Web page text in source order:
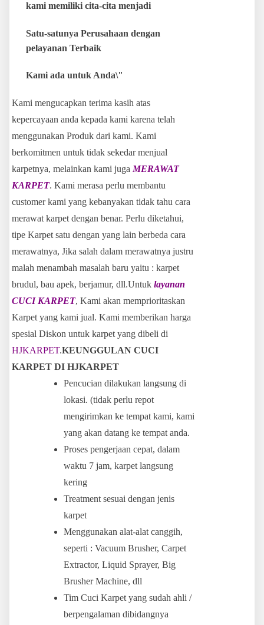
kami memiliki cita-cita menjadi
Satu-satunya Perusahaan dengan
pelayanan Terbaik
Kami ada untuk Anda\"
Kami mengucapkan terima kasih atas
kepercayaan anda kepada kami karena telah
menggunakan Produk dari kami. Kami
berkomitmen untuk tidak sekedar menjual
karpetnya, melainkan kami juga MERAWAT
KARPET. Kami merasa perlu membantu
customer kami yang kebanyakan tidak tahu cara
merawat karpet dengan benar. Perlu diketahui,
tipe Karpet satu dengan yang lain berbeda cara
merawatnya, Jika salah dalam merawatnya justru
malah menambah masalah baru yaitu : karpet
brudul, bau apek, berjamur, dll.Untuk layanan
CUCI KARPET, Kami akan memprioritaskan
Karpet yang kami jual. Kami memberikan harga
spesial Diskon untuk karpet yang dibeli di
HJKARPET.KEUNGGULAN CUCI
KARPET DI HJKARPET
Pencucian dilakukan langsung di
lokasi. (tidak perlu repot
mengirimkan ke tempat kami, kami
yang akan datang ke tempat anda.
Proses pengerjaan cepat, dalam
waktu 7 jam, karpet langsung
kering
Treatment sesuai dengan jenis
karpet
Menggunakan alat-alat canggih,
seperti : Vacuum Brusher, Carpet
Extractor, Liquid Sprayer, Big
Brusher Machine, dll
Tim Cuci Karpet yang sudah ahli /
berpengalaman dibidangnya